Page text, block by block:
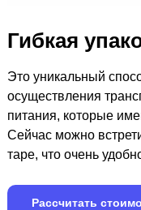
Гибкая
Это уникальный
осуществления
питания, которые
Сейчас можно
таре, что очень
Рассчитать